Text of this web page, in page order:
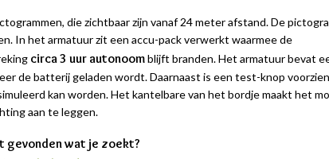
die zichtbaar zijn vanaf 24 meter afstand. De
In het armatuur zit een accu-pack verwerkt waarmee de
circa 3 uur autonoomblijft branden. Het armatuur bevat
de batterij geladen wordt. Daarnaast is een test-knop
kan worden. Het kantelbare van het bordje maakt het
aan te leggen.
gevonden wat je zoekt?